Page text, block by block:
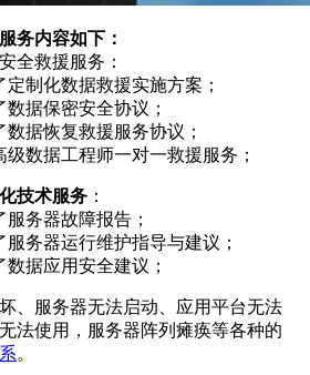
务内容如下：
全救援服务：
制化数据救援实施方案；
据保密安全协议；
据恢复救援服务协议；
数据工程师一对一救援服务；
技术服务 ：
务器故障报告；
务器运行维护指导与建议；
据应用安全建议；
、服务器无法启动、应用平台无法
法使用，服务器阵列瘫痪等各种的
。